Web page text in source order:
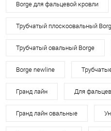
Borge для фальцевой кровли
Трубчатый плоскоовальный
Трубчатый овальный Borge
Borge newline
Гранд лайн Для
Гранд лайн овальные